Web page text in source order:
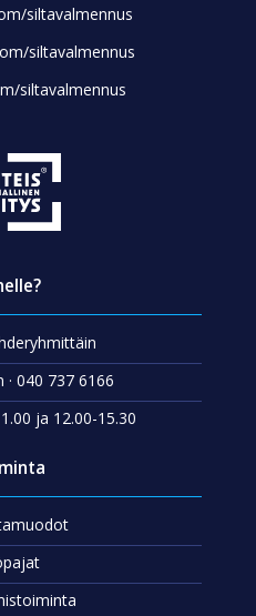
siltavalmennus
siltavalmennus
siltavalmennus
· 040 737 6166
ja 12.00-15.30